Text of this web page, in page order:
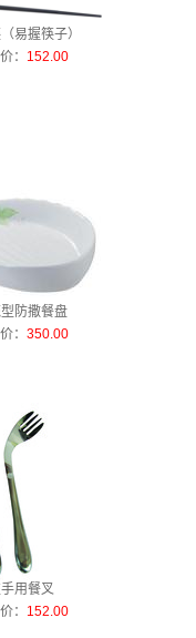
易握筷子）
： 152.00
防撒餐盘
： 350.00
用餐叉
： 152.00